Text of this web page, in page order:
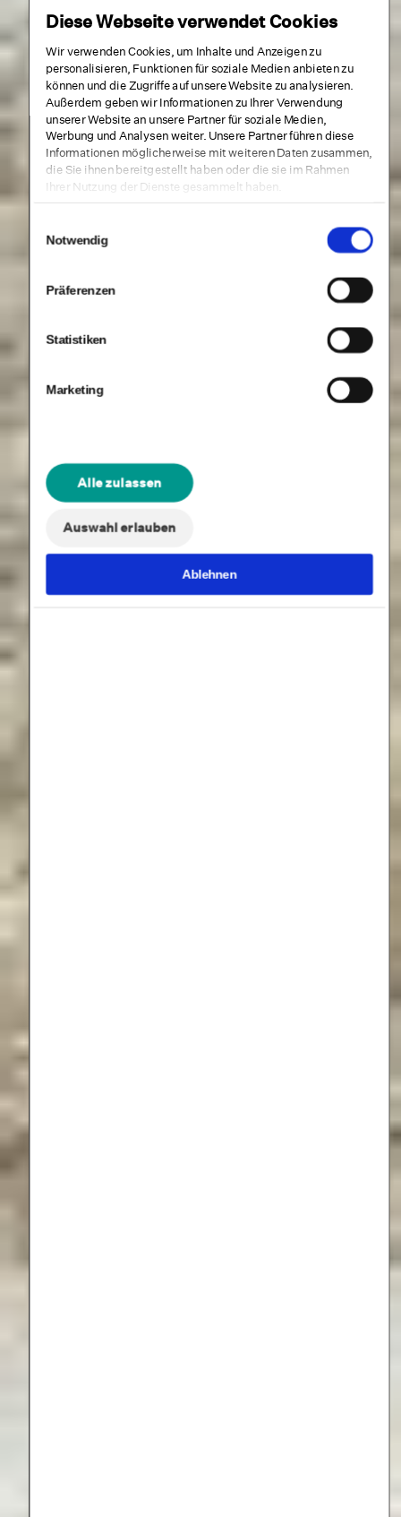
Diese Webseite verwendet Cookies
Wir verwenden Cookies, um Inhalte und Anzeigen zu
personalisieren, Funktionen für soziale Medien anbieten zu
können und die Zugriffe auf unsere Website zu analysieren.
Außerdem geben wir Informationen zu Ihrer Verwendung
unserer Website an unsere Partner für soziale Medien,
Werbung und Analysen weiter. Unsere Partner führen diese
Informationen möglicherweise mit weiteren Daten zusammen,
die Sie ihnen bereitgestellt haben oder die sie im Rahmen
Ihrer Nutzung der Dienste gesammelt haben.
Notwendig
Präferenzen
Statistiken
Marketing
Alle zulassen
Auswahl erlauben
Ablehnen